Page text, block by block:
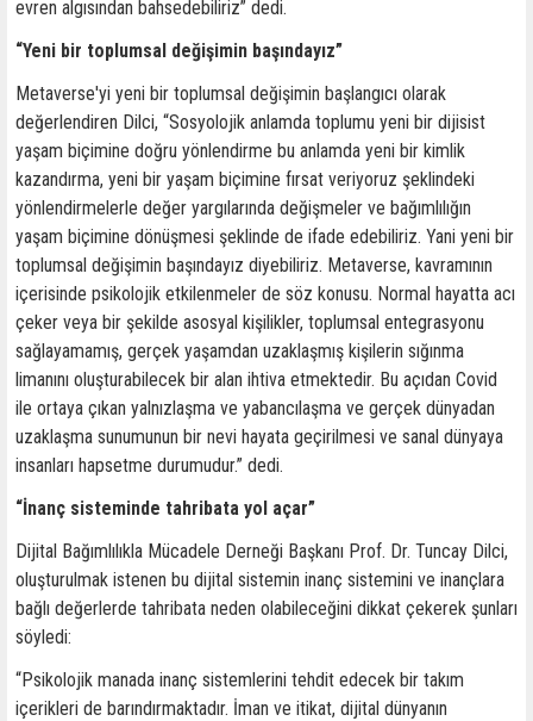
evren algısından bahsedebiliriz” dedi.
“Yeni bir toplumsal değişimin başındayız”
Metaverse'yi yeni bir toplumsal değişimin başlangıcı olarak
değerlendiren Dilci, “Sosyolojik anlamda toplumu yeni bir dijisist
yaşam biçimine doğru yönlendirme bu anlamda yeni bir kimlik
kazandırma, yeni bir yaşam biçimine fırsat veriyoruz şeklindeki
yönlendirmelerle değer yargılarında değişmeler ve bağımlılığın
yaşam biçimine dönüşmesi şeklinde de ifade edebiliriz. Yani yeni bir
toplumsal değişimin başındayız diyebiliriz. Metaverse, kavramının
içerisinde psikolojik etkilenmeler de söz konusu. Normal hayatta acı
çeker veya bir şekilde asosyal kişilikler, toplumsal entegrasyonu
sağlayamamış, gerçek yaşamdan uzaklaşmış kişilerin sığınma
limanını oluşturabilecek bir alan ihtiva etmektedir. Bu açıdan Covid
ile ortaya çıkan yalnızlaşma ve yabancılaşma ve gerçek dünyadan
uzaklaşma sunumunun bir nevi hayata geçirilmesi ve sanal dünyaya
insanları hapsetme durumudur.” dedi.
“İnanç sisteminde tahribata yol açar”
Dijital Bağımlılıkla Mücadele Derneği Başkanı Prof. Dr. Tuncay Dilci,
oluşturulmak istenen bu dijital sistemin inanç sistemini ve inançlara
bağlı değerlerde tahribata neden olabileceğini dikkat çekerek şunları
söyledi:
“Psikolojik manada inanç sistemlerini tehdit edecek bir takım
içerikleri de barındırmaktadır. İman ve itikat, dijital dünyanın